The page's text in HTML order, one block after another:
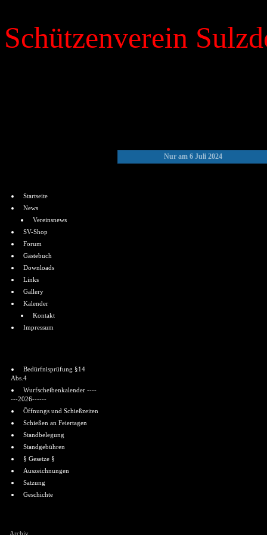
Schützenverein
Startseite
News
Vereinsnews
SV-Shop
Forum
Gästebuch
Downloads
Links
Gallery
Kalender
Kontakt
Impressum
Bedürfnisprüfung §14
Abs.4
Wurfscheibenkalender ----
---2026------
Öffnungs und Schießzeiten
Schießen an Feiertagen
Standbelegung
Standgebühren
§ Gesetze §
Auszeichnungen
Satzung
Geschichte
Archiv
Nur am 6 Juli 2024